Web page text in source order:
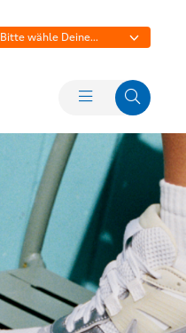
Bitte wähle Deine